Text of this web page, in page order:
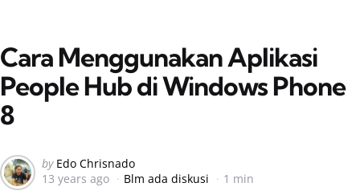
Cara Menggunakan Aplikasi
People Hub di Windows Phone
8
Posted
by
by Edo Chrisnado
13 years ago
Blm ada diskusi 1 min